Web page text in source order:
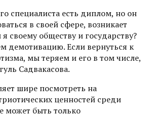
специалиста есть диплом, но он
в своей сфере, возникает
своему обществу и государству?
демотивацию. Если вернуться к
мы теряем и его в том числе,
Садвакасова.
шире посмотреть на
ценностей среди
может быть только